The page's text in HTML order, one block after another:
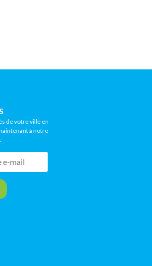
de votre ville en
à notre